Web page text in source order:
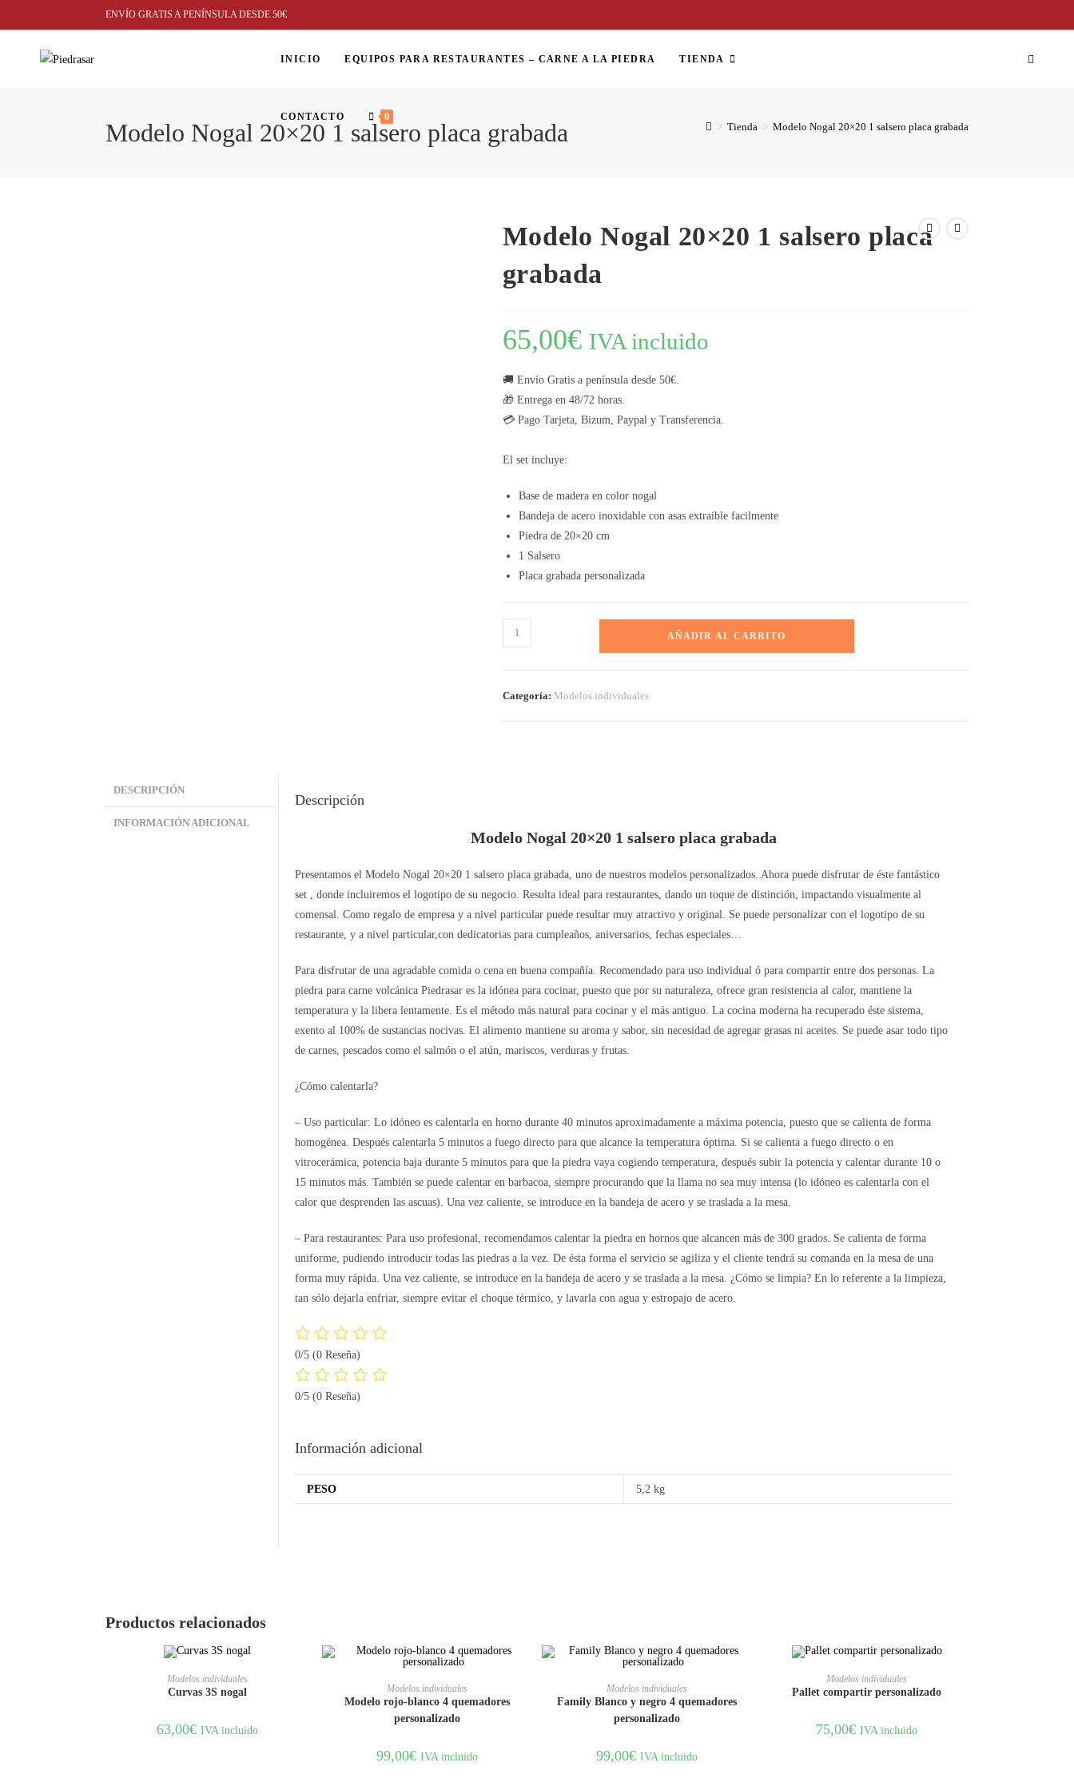
ENVÍO GRATIS A PENÍNSULA DESDE 50€
INICIO EQUIPOS PARA RESTAURANTES – CARNE A LA PIEDRA TIENDA
CONTACTO 0
Modelo Nogal 20×20 1 salsero placa grabada > Tienda > Modelo Nogal 20×20 1 salsero placa grabada
Modelo Nogal 20×20 1 salsero placa
grabada
65,00€ IVA incluido
🚚 Envío Gratis a península desde 50€.
🎁 Entrega en 48/72 horas.
💳 Pago Tarjeta, Bizum, Paypal y Transferencia.
El set incluye:
Base de madera en color nogal
Bandeja de acero inoxidable con asas extraible facilmente
Piedra de 20×20 cm
1 Salsero
Placa grabada personalizada
AÑADIR AL CARRITO
Categoría: Modelos individuales
DESCRIPCIÓN
INFORMACIÓN ADICIONAL
Descripción
Modelo Nogal 20×20 1 salsero placa grabada
Presentamos el Modelo Nogal 20×20 1 salsero placa grabada, uno de nuestros modelos personalizados. Ahora puede disfrutar de éste fantástico
set , donde incluiremos el logotipo de su negocio. Resulta ideal para restaurantes, dando un toque de distinción, impactando visualmente al
comensal. Como regalo de empresa y a nivel particular puede resultar muy atractivo y original. Se puede personalizar con el logotipo de su
restaurante, y a nivel particular,con dedicatorias para cumpleaños, aniversarios, fechas especiales…
Para disfrutar de una agradable comida o cena en buena compañía. Recomendado para uso individual ó para compartir entre dos personas. La
piedra para carne volcánica Piedrasar es la idónea para cocinar, puesto que por su naturaleza, ofrece gran resistencia al calor, mantiene la
temperatura y la libera lentamente. Es el método más natural para cocinar y el más antiguo. La cocina moderna ha recuperado éste sistema,
exento al 100% de sustancias nocivas. El alimento mantiene su aroma y sabor, sin necesidad de agregar grasas ni aceites. Se puede asar todo tipo
de carnes, pescados como el salmón o el atún, mariscos, verduras y frutas.
¿Cómo calentarla?
– Uso particular: Lo idóneo es calentarla en horno durante 40 minutos aproximadamente a máxima potencia, puesto que se calienta de forma
homogénea. Después calentarla 5 minutos a fuego directo para que alcance la temperatura óptima. Si se calienta a fuego directo o en
vitrocerámica, potencia baja durante 5 minutos para que la piedra vaya cogiendo temperatura, después subir la potencia y calentar durante 10 o
15 minutos más. También se puede calentar en barbacoa, siempre procurando que la llama no sea muy intensa (lo idóneo es calentarla con el
calor que desprenden las ascuas). Una vez caliente, se introduce en la bandeja de acero y se traslada a la mesa.
– Para restaurantes: Para uso profesional, recomendamos calentar la piedra en hornos que alcancen más de 300 grados. Se calienta de forma
uniforme, pudiendo introducir todas las piedras a la vez. De ésta forma el servicio se agiliza y el cliente tendrá su comanda en la mesa de una
forma muy rápida. Una vez caliente, se introduce en la bandeja de acero y se traslada a la mesa. ¿Cómo se limpia? En lo referente a la limpieza,
tan sólo dejarla enfriar, siempre evitar el choque térmico, y lavarla con agua y estropajo de acero.
0/5 (0 Reseña)
0/5 (0 Reseña)
Información adicional
PESO 5,2 kg
Productos relacionados
AÑADIR AL CARRITO
Modelos individuales
Curvas 3S nogal
63,00€ IVA incluido
AÑADIR AL CARRITO
Modelos individuales
Modelo rojo-blanco 4 quemadores
personalizado
99,00€ IVA incluido
AÑADIR AL CARRITO
Modelos individuales
Family Blanco y negro 4 quemadores
personalizado
99,00€ IVA incluido
AÑADIR AL CARRITO
Modelos individuales
Pallet compartir personalizado
75,00€ IVA incluido